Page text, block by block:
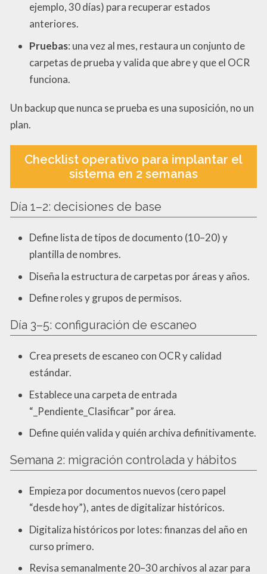
ejemplo, 30 días) para recuperar estados
anteriores.
Pruebas: una vez al mes, restaura un conjunto de
carpetas de prueba y valida que abre y que el OCR
funciona.
Un backup que nunca se prueba es una suposición, no un
plan.
Checklist operativo para implantar el
sistema en 2 semanas
Día 1–2: decisiones de base
Define lista de tipos de documento (10–20) y
plantilla de nombres.
Diseña la estructura de carpetas por áreas y años.
Define roles y grupos de permisos.
Día 3–5: configuración de escaneo
Crea presets de escaneo con OCR y calidad
estándar.
Establece una carpeta de entrada
“_Pendiente_Clasificar” por área.
Define quién valida y quién archiva definitivamente.
Semana 2: migración controlada y hábitos
Empieza por documentos nuevos (cero papel
“desde hoy”), antes de digitalizar históricos.
Digitaliza históricos por lotes: finanzas del año en
curso primero.
Revisa semanalmente 20–30 archivos al azar para